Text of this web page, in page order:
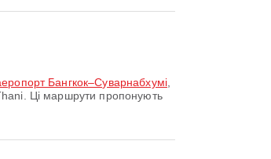
Бангкок–Суварнабхумі
Ці маршрути пропонують